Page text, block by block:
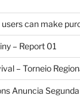
can make
– Report 01
– Torneio
Anuncia